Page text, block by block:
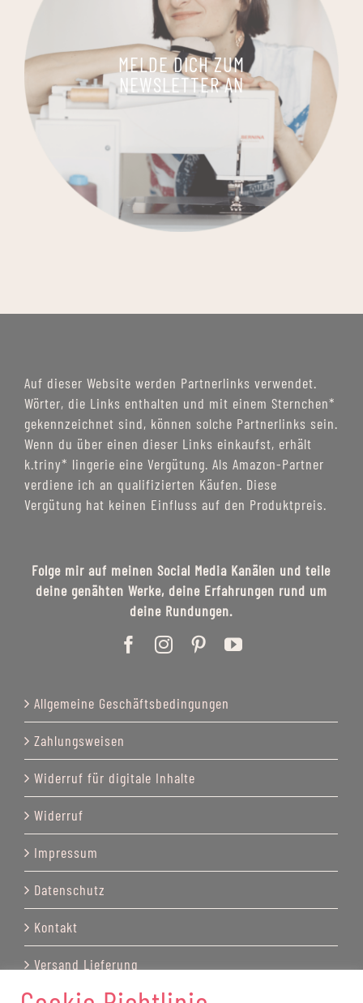
MELDE DICH ZUM
NEWSLETTER AN
Auf dieser Website werden Partnerlinks verwendet.
Wörter, die Links enthalten und mit einem Sternchen*
gekennzeichnet sind, können solche Partnerlinks sein.
Wenn du über einen dieser Links einkaufst, erhält
k.triny* lingerie eine Vergütung. Als Amazon-Partner
verdiene ich an qualifizierten Käufen. Diese
Vergütung hat keinen Einfluss auf den Produktpreis.
Folge mir auf meinen Social Media Kanälen und teile
deine genähten Werke, deine Erfahrungen rund um
deine Rundungen.
Allgemeine Geschäftsbedingungen
Zahlungsweisen
Widerruf für digitale Inhalte
Widerruf
Impressum
Datenschutz
Kontakt
Versand Lieferung